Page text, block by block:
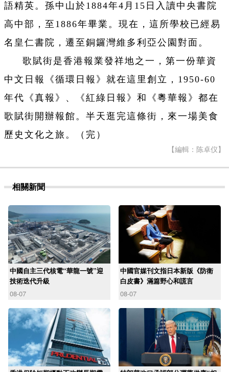
語精英。孫中山於1884年4月15日入讀中央書院
高中部，至1886年畢業。現在，這所學校已經易
名皇仁書院，遷至銅鑼灣維多利亞公園對面。
歌賦街是香港報業發祥地之一，第一份華資
中文日報《循環日報》就在這里創立，1950-60
年代《真報》、《紅綠日報》和《粵華報》都在
歌賦街開辦報館。半天逛完這條街，來一場美食
歷史文化之旅。（完）
【編輯：陈卓仪】
相關新聞
中國自主三代核電“華龍一號”迎
技術迭代升級
08-07
中國官媒刊文指日本新版《防衛
白皮書》滿篇野心和謊言
08-07